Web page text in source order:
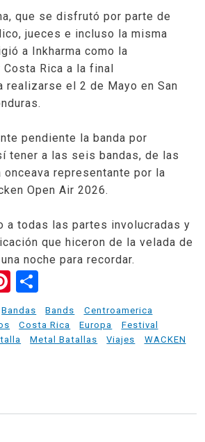
que se disfrutó por parte de
jueces e incluso la misma
a Inkharma como la
Rica a la final
realizarse el 2 de Mayo en San
pendiente la banda por
tener a las seis bandas, de las
onceava representante por la
Open Air 2026.
a todas las partes involucradas y
que hiceron de la velada de
noche para recordar.
Pinterest
Bandas Bands
Centroamerica
Costa Rica Europa
Festival
Metal Batallas Viajes
WACKEN